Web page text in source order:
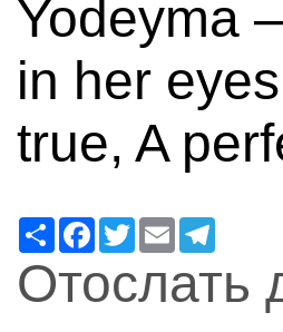
Yodeyma
in her
true, A
Ресурс
Facebook
Twitter
Email
Отослать